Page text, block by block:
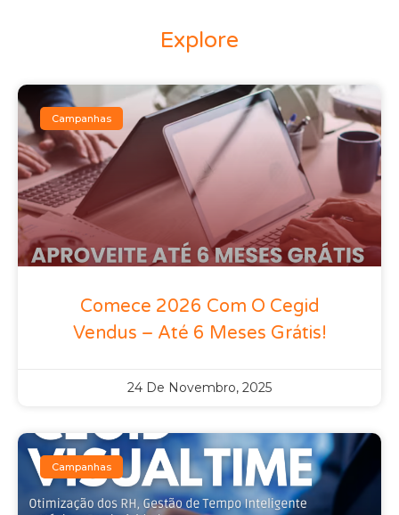
Explore
Campanhas
Comece 2026 Com O Cegid
Vendus – Até 6 Meses Grátis!
24 De Novembro, 2025
Campanhas